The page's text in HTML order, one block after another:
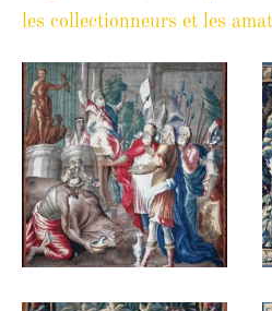
les collectionneurs et les